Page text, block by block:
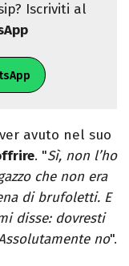
Iscriviti al
avuto nel suo
. "Sì, non l’ho
che non era
di brufoletti. E
disse: dovresti
no".